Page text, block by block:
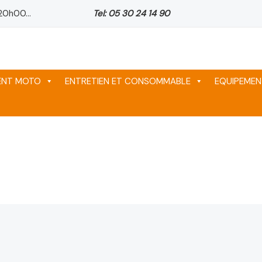
Tel: 05 30 24 14 90
MOTO ENTRETIEN ET CONSOMMABLE
1,246 د.م.. 963 د.م..
963 د.م..